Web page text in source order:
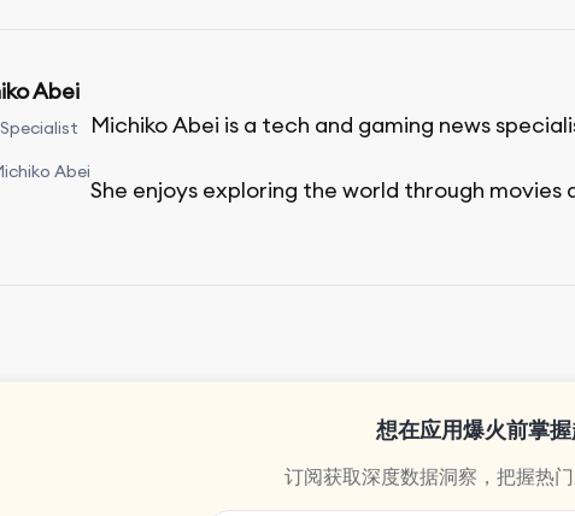
Abei
Abei
Michiko Abei is a tech and gaming news
She enjoys exploring the world through
想在应用爆火前掌握
订阅获取深度数据洞察，把握热门